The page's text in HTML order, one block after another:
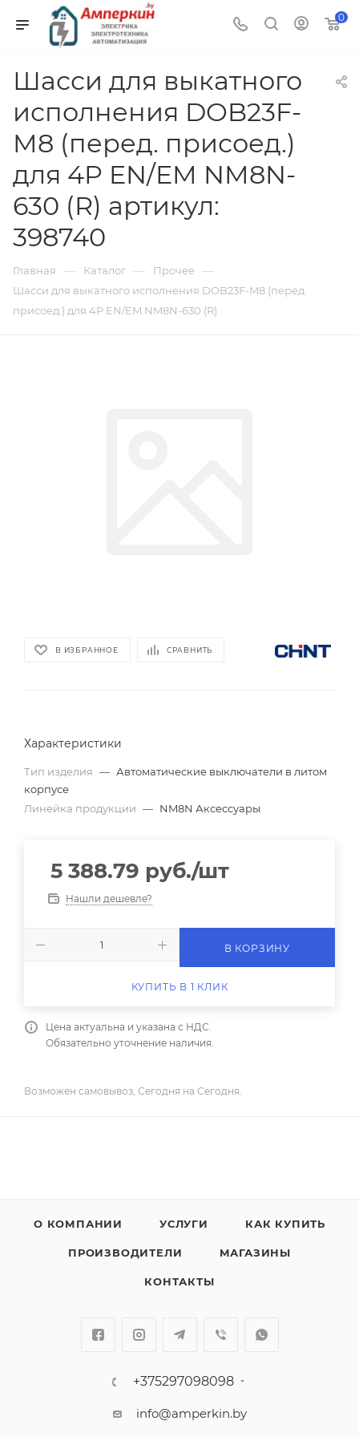
0
Шасси для выкатного
исполнения DOB23F-
M8 (перед. присоед.)
для 4P EN/EM NM8N-
630 (R) артикул:
398740
Главная — Каталог — Прочее —
Шасси для выкатного исполнения DOB23F-M8 (перед.
присоед.) для 4P EN/EM NM8N-630 (R)
В ИЗБРАННОЕ СРАВНИТЬ
Характеристики
Тип изделия — Автоматические выключатели в литом
корпусе
Линейка продукции — NM8N Аксессуары
5 388.79 руб./шт
Нашли дешевле?
В КОРЗИНУ
КУПИТЬ В 1 КЛИК
Цена актуальна и указана с НДС.
Обязательно уточнение наличия.
Возможен самовывоз, Сегодня на Сегодня.
О КОМПАНИИ УСЛУГИ КАК КУПИТЬ
ПРОИЗВОДИТЕЛИ МАГАЗИНЫ
КОНТАКТЫ
+375297098098
info@amperkin.by